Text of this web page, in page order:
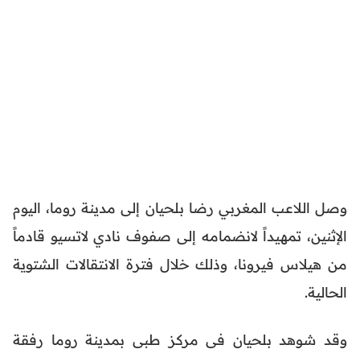
وصل اللاعب المغربي رضا بلحيان إلى مدينة روما، اليوم
الإثنين، تمهيداً لانضمامه إلى صفوف نادي لاتسيو قادماً
من هيلاس فيرونا، وذلك خلال فترة الانتقالات الشتوية
الحالية.
وقد شوهد بلحيان في مركز طبي بمدينة روما رفقة